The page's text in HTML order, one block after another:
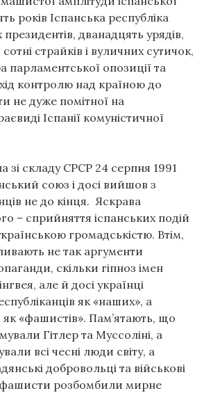
років Іспанська республіка
дванадцять урядів,
сотні страйків і вуличних сутичок,
парламентської опозиції та
контролю над країною до
не дуже помітної на
Іспанії комуністичної
зі складу СРСР 24 серпня 1991
союз і досі вийшов з
не до кінця. Яскрава
– сприйняття іспанських подій
громадськістю. Втім,
не так аргументи
скільки гіпноз імен
але й досі українці
як «наших», а
як «фашистів». Пам’ятають, що
Гітлер та Муссоліні, а
всі чесні люди світу, а
добровольці та військові
розбомбили мирне